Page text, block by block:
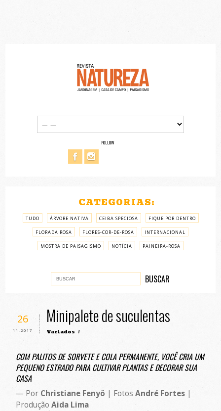
FOLLOW
CATEGORIAS:
TUDO ÁRVORE NATIVA CEIBA SPECIOSA FIQUE POR DENTRO
FLORADA ROSA FLORES-COR-DE-ROSA INTERNACIONAL
MOSTRA DE PAISAGISMO NOTÍCIA PAINEIRA-ROSA
26
11-2017
Minipalete de suculentas
Variados /
COM PALITOS DE SORVETE E COLA PERMANENTE, VOCÊ CRIA UM
PEQUENO ESTRADO PARA CULTIVAR PLANTAS E DECORAR SUA
CASA
— Por Christiane Fenyö | FotosAndré Fortes |
ProduçãoAida Lima